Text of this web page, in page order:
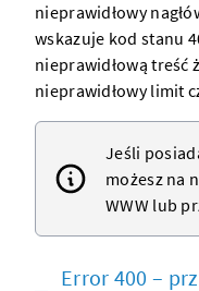
nieprawidłowy
wskazuje kod stanu
nieprawidłową treść
nieprawidłowy limit
Jeśli
możesz na
WWW lub
Error 400 –